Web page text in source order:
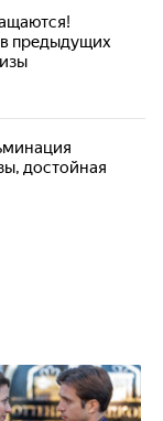
предыдущих
достойная